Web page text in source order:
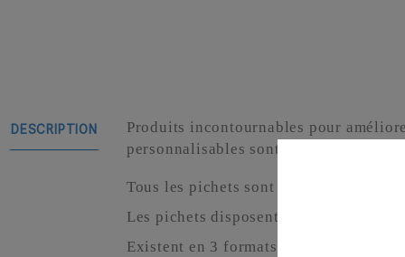
DESCRIPTION
Produits incontournables pour
personnalisables sont à la fois solides
Tous les pichets sont fabriqués en
Les pichets disposent d'un bec
Existent en 3 formats pour s'adapter à